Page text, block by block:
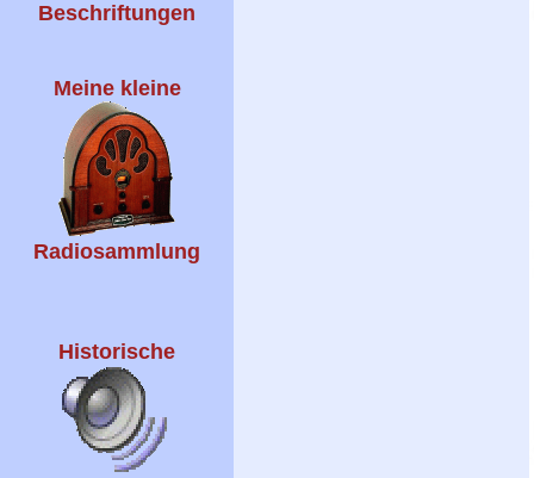
Beschriftungen
Meine kleine
Radiosammlung
Historische